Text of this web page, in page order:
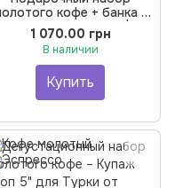
кофе + банка –
Арабика от BUNO |
Обжарка – Эспрессо,
Помол – Гейзер, 500 г, 5
шт
1 070.00 грн
В наличии
Купить